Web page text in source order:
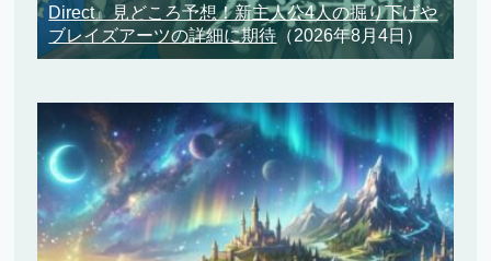
Direct』見どころ予想！新主人公4人の掘り下げや
ブレイズアーツの詳細に期待 （2026年8月4日）